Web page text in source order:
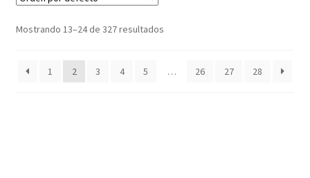
Mostrando 13–24 de 327 resultados
1 2 3 4 5 … 26 27 28